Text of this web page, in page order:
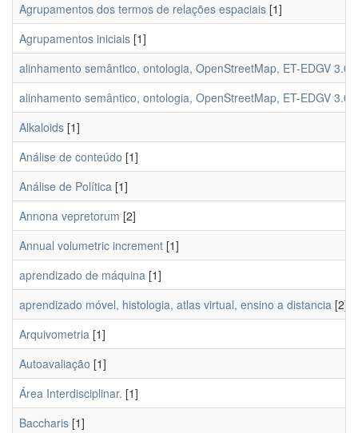
Agrupamentos dos termos de relações espaciais [1]
Agrupamentos iniciais [1]
alinhamento semântico, ontologia, OpenStreetMap, ET-EDGV
alinhamento semântico, ontologia, OpenStreetMap, ET-EDGV
Alkaloids [1]
Análise de conteúdo [1]
Análise de Política [1]
Annona vepretorum [2]
Annual volumetric increment [1]
aprendizado de máquina [1]
aprendizado móvel, histologia, atlas virtual, ensino a distancia [2]
Arquivometria [1]
Autoavaliação [1]
Área Interdisciplinar. [1]
Baccharis [1]